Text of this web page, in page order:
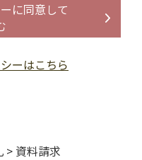
に同意して
ーはこちら
> 資料請求